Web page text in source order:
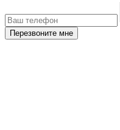
Перезвоните мне